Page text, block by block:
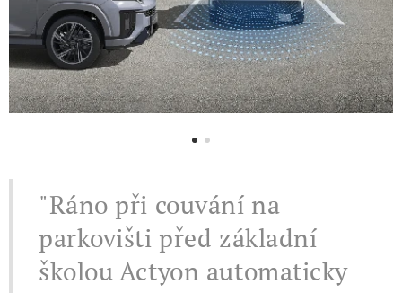
"Ráno při couvání na
parkovišti před základní
školou Actyon automaticky